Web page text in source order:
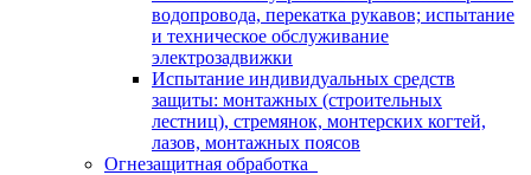
водопровода, перекатка рукавов; испытание
и техническое обслуживание
электрозадвижки
Испытание индивидуальных средств
защиты: монтажных (строительных
лестниц), стремянок, монтерских когтей,
лазов, монтажных поясов
Огнезащитная обработка